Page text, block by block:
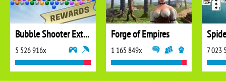
Bubble Shooter Extreme
5 526 916x
Forge of Empires
1 165 849x 7 023